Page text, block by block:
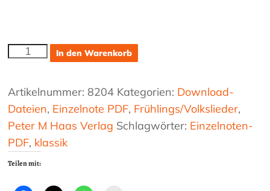
sich
eingestellt
Menge
In den Warenkorb
Artikelnummer: 8204 Kategorien: Download-
Dateien, Einzelnote PDF, Frühlings/Volkslieder,
Peter M Haas Verlag Schlagwörter: Einzelnoten-
PDF, klassik
Teilen mit: